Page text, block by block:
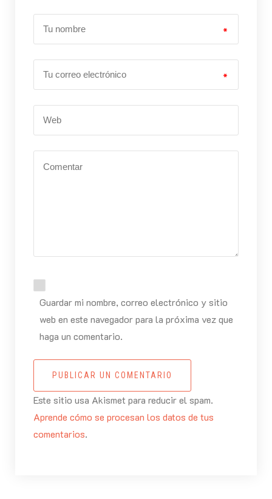
*
*
Guardar mi nombre, correo electrónico y sitio
web en este navegador para la próxima vez que
haga un comentario.
PUBLICAR UN COMENTARIO
Este sitio usa Akismet para reducir el spam.
Aprende cómo se procesan los datos de tus
comentarios.